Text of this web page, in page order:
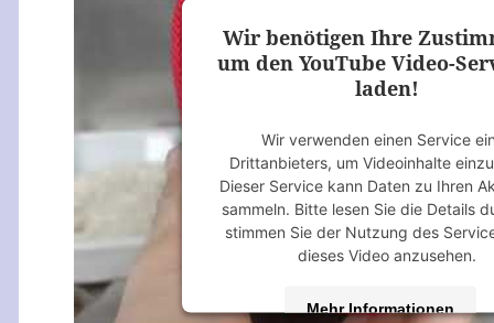
Wir benötigen Ihre
um den YouTube Video-
laden!
Wir verwenden einen Service
Drittanbieters, um Videoinhalte
Dieser Service kann Daten zu Ihren
sammeln. Bitte lesen Sie die Details
stimmen Sie der Nutzung des
dieses Video anzusehen.
Mehr Informationen